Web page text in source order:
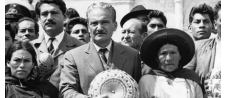
Más de 100 años con el Tayta